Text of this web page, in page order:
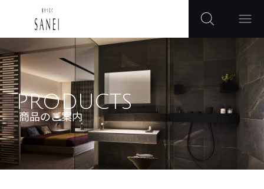
PRODUCTS
商品のご案内